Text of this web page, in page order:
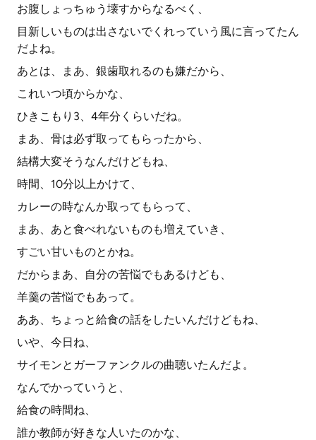
お腹しょっちゅう壊すからなるべく、
目新しいものは出さないでくれっていう風に言ってたん
だよね。
あとは、まあ、銀歯取れるのも嫌だから、
これいつ頃からかな、
ひきこもり3、4年分くらいだね。
まあ、骨は必ず取ってもらったから、
結構大変そうなんだけどもね、
時間、10分以上かけて、
カレーの時なんか取ってもらって、
まあ、あと食べれないものも増えていき、
すごい甘いものとかね。
だからまあ、自分の苦悩でもあるけども、
羊羹の苦悩でもあって。
ああ、ちょっと給食の話をしたいんだけどもね、
いや、今日ね、
サイモンとガーファンクルの曲聴いたんだよ。
なんでかっていうと、
給食の時間ね、
誰か教師が好きな人いたのかな、